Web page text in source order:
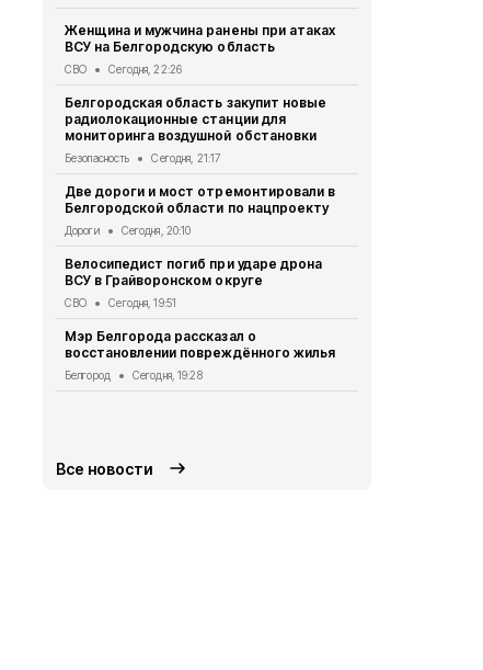
Женщина и мужчина ранены при атаках
ВСУ на Белгородскую область
СВО Сегодня, 22:26
Белгородская область закупит новые
радиолокационные станции для
мониторинга воздушной обстановки
Безопасность Сегодня, 21:17
Две дороги и мост отремонтировали в
Белгородской области по нацпроекту
Дороги Сегодня, 20:10
Велосипедист погиб при ударе дрона
ВСУ в Грайворонском округе
СВО Сегодня, 19:51
Мэр Белгорода рассказал о
восстановлении повреждённого жилья
Белгород Сегодня, 19:28
Все новости